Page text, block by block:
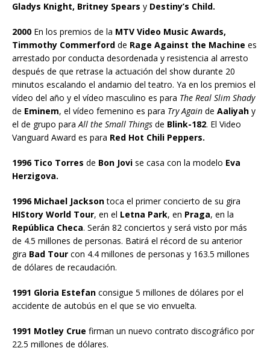
Gladys Knight, Britney Spears y Destiny’s Child.
2000 En los premios de la MTV Video Music Awards,
Timmothy Commerford de Rage Against the Machine es
arrestado por conducta desordenada y resistencia al arresto
después de que retrase la actuación del show durante 20
minutos escalando el andamio del teatro. Ya en los premios el
vídeo del año y el vídeo masculino es para The Real Slim Shady
de Eminem, el vídeo femenino es para Try Again de Aaliyah y
el de grupo para All the Small Things de Blink-182. El Video
Vanguard Award es para Red Hot Chili Peppers.
1996 Tico Torres de Bon Jovi se casa con la modelo Eva
Herzigova.
1996 Michael Jacksontoca el primer concierto de su gira
HIStory World Tour, en el Letna Park, en Praga, en la
República Checa. Serán 82 conciertos y será visto por más
de 4.5 millones de personas. Batirá el récord de su anterior
gira Bad Tour con 4.4 millones de personas y 163.5 millones
de dólares de recaudación.
1991 Gloria Estefan consigue 5 millones de dólares por el
accidente de autobús en el que se vio envuelta.
1991 Motley Crue firman un nuevo contrato discográfico por
22.5 millones de dólares.